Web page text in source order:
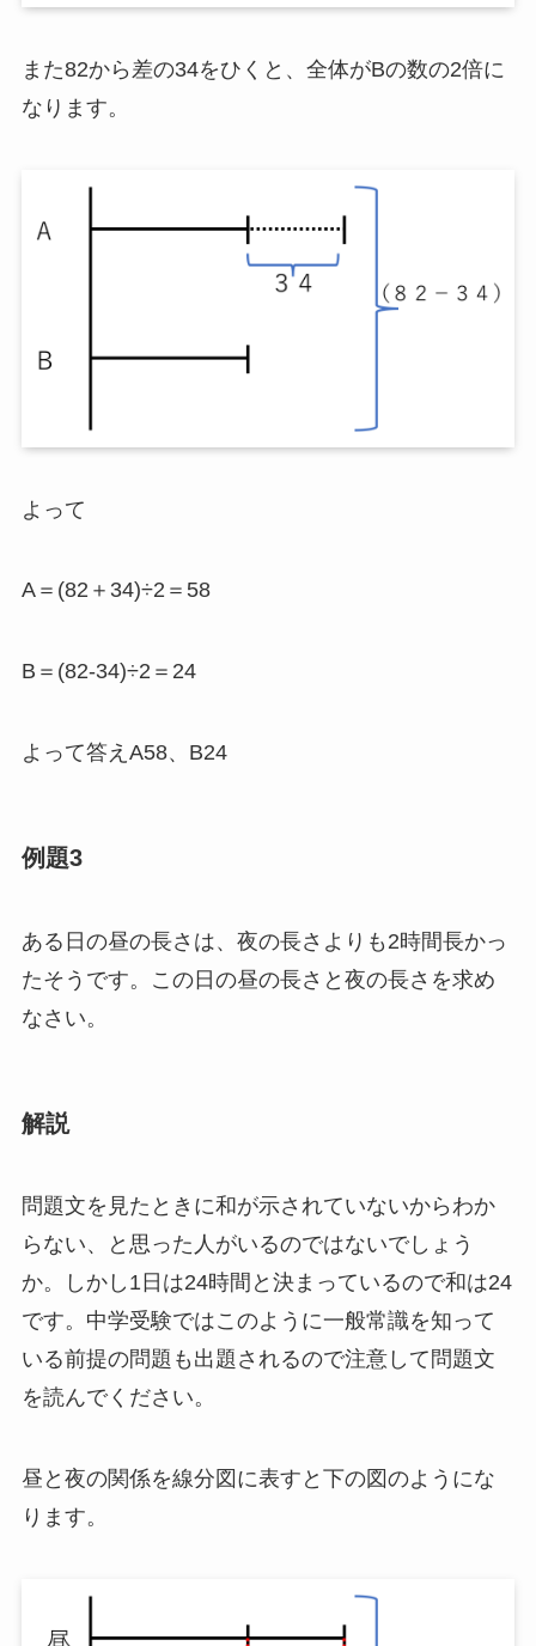
また82から差の34をひくと、全体がBの数の2倍に
なります。
よって
A＝(82＋34)÷2＝58
B＝(82-34)÷2＝24
よって答えA58、B24
例題3
ある日の昼の長さは、夜の長さよりも2時間長かっ
たそうです。この日の昼の長さと夜の長さを求め
なさい。
解説
問題文を見たときに和が示されていないからわか
らない、と思った人がいるのではないでしょう
か。しかし1日は24時間と決まっているので和は24
です。中学受験ではこのように一般常識を知って
いる前提の問題も出題されるので注意して問題文
を読んでください。
昼と夜の関係を線分図に表すと下の図のようにな
ります。